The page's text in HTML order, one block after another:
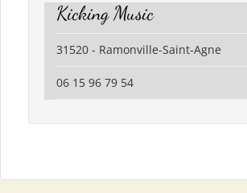
Kicking Music
31520 - Ramonville-Saint-Agne
06 15 96 79 54